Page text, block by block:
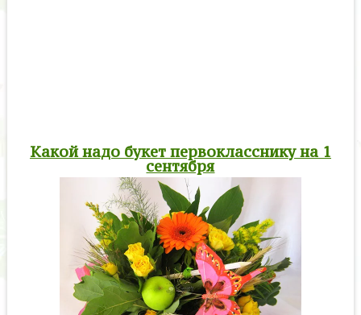
Какой надо букет первокласснику на 1
сентября